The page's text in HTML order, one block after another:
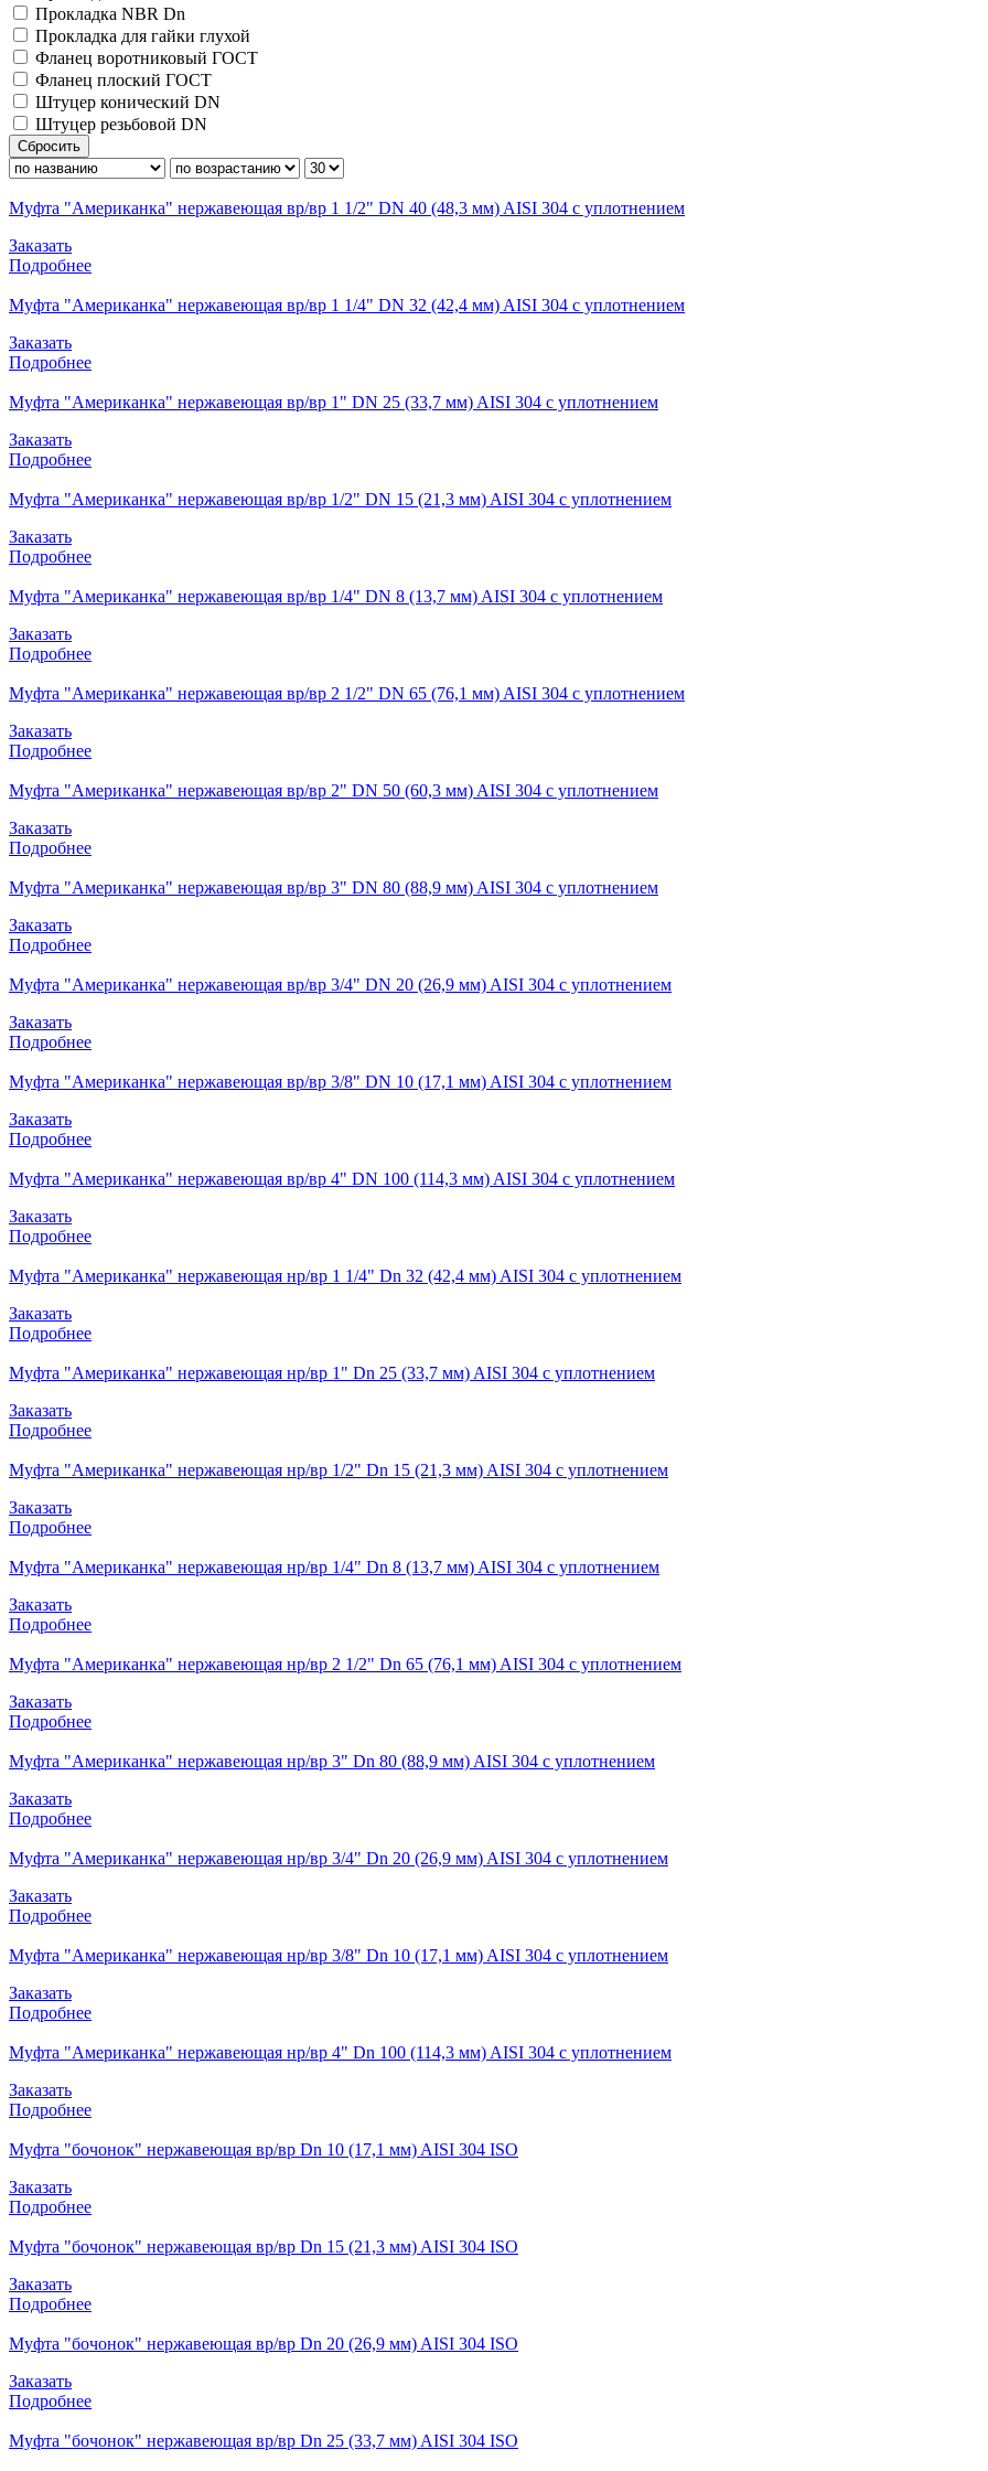
Прокладка NBR Dn
Прокладка для гайки глухой
Фланец воротниковый ГОСТ
Фланец плоский ГОСТ
Штуцер конический DN
Штуцер резьбовой DN
Сбросить
Муфта "Американка" нержавеющая вр/вр 1 1/2" DN 40 (48,3 мм) AISI 304 с уплотнением
Заказать
Подробнее
Муфта "Американка" нержавеющая вр/вр 1 1/4" DN 32 (42,4 мм) AISI 304 с уплотнением
Заказать
Подробнее
Муфта "Американка" нержавеющая вр/вр 1" DN 25 (33,7 мм) AISI 304 с уплотнением
Заказать
Подробнее
Муфта "Американка" нержавеющая вр/вр 1/2" DN 15 (21,3 мм) AISI 304 с уплотнением
Заказать
Подробнее
Муфта "Американка" нержавеющая вр/вр 1/4" DN 8 (13,7 мм) AISI 304 с уплотнением
Заказать
Подробнее
Муфта "Американка" нержавеющая вр/вр 2 1/2" DN 65 (76,1 мм) AISI 304 с уплотнением
Заказать
Подробнее
Муфта "Американка" нержавеющая вр/вр 2" DN 50 (60,3 мм) AISI 304 с уплотнением
Заказать
Подробнее
Муфта "Американка" нержавеющая вр/вр 3" DN 80 (88,9 мм) AISI 304 с уплотнением
Заказать
Подробнее
Муфта "Американка" нержавеющая вр/вр 3/4" DN 20 (26,9 мм) AISI 304 с уплотнением
Заказать
Подробнее
Муфта "Американка" нержавеющая вр/вр 3/8" DN 10 (17,1 мм) AISI 304 с уплотнением
Заказать
Подробнее
Муфта "Американка" нержавеющая вр/вр 4" DN 100 (114,3 мм) AISI 304 с уплотнением
Заказать
Подробнее
Муфта "Американка" нержавеющая нр/вр 1 1/4" Dn 32 (42,4 мм) AISI 304 с уплотнением
Заказать
Подробнее
Муфта "Американка" нержавеющая нр/вр 1" Dn 25 (33,7 мм) AISI 304 с уплотнением
Заказать
Подробнее
Муфта "Американка" нержавеющая нр/вр 1/2" Dn 15 (21,3 мм) AISI 304 с уплотнением
Заказать
Подробнее
Муфта "Американка" нержавеющая нр/вр 1/4" Dn 8 (13,7 мм) AISI 304 с уплотнением
Заказать
Подробнее
Муфта "Американка" нержавеющая нр/вр 2 1/2" Dn 65 (76,1 мм) AISI 304 с уплотнением
Заказать
Подробнее
Муфта "Американка" нержавеющая нр/вр 3" Dn 80 (88,9 мм) AISI 304 с уплотнением
Заказать
Подробнее
Муфта "Американка" нержавеющая нр/вр 3/4" Dn 20 (26,9 мм) AISI 304 с уплотнением
Заказать
Подробнее
Муфта "Американка" нержавеющая нр/вр 3/8" Dn 10 (17,1 мм) AISI 304 с уплотнением
Заказать
Подробнее
Муфта "Американка" нержавеющая нр/вр 4" Dn 100 (114,3 мм) AISI 304 с уплотнением
Заказать
Подробнее
Муфта "бочонок" нержавеющая вр/вр Dn 10 (17,1 мм) AISI 304 ISO
Заказать
Подробнее
Муфта "бочонок" нержавеющая вр/вр Dn 15 (21,3 мм) AISI 304 ISO
Заказать
Подробнее
Муфта "бочонок" нержавеющая вр/вр Dn 20 (26,9 мм) AISI 304 ISO
Заказать
Подробнее
Муфта "бочонок" нержавеющая вр/вр Dn 25 (33,7 мм) AISI 304 ISO